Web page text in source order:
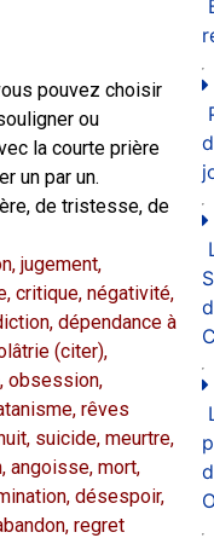
pouvez choisir
ou
la courte prière
un par un.
de tristesse, de
jugement,
critique, négativité,
dépendance à
(citer),
obsession,
rêves
suicide, meurtre,
angoisse, mort,
désespoir,
regret